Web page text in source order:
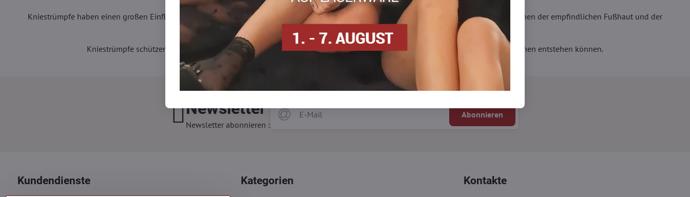
Kniestrümpfe haben einen großen Einfluss auf Ihren Tragekomfort, wenn Sie sich den ganzen Tag über bewegen. Sie sind eine Art Filter zwischen der empfindlichen Fußhaut und der
Kniestrümpfe schützen Ihre empfindliche Haut vor Abschürfungen und Scheuerstellen, die durch das Tragen von Barfußschuhen entstehen können.
Newsletter
Newsletter abonnieren :
Abonnieren
Kundendienste Kategorien Kontakte